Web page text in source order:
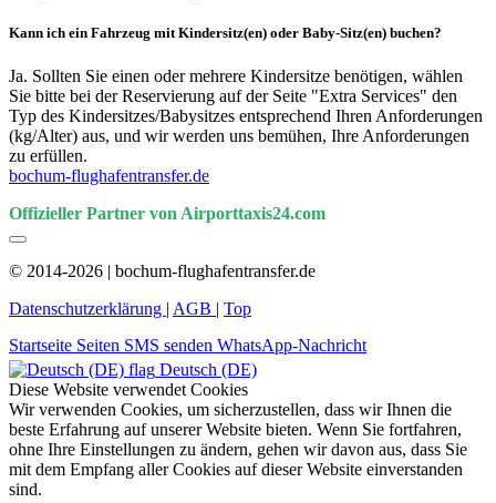
Kann ich ein Fahrzeug mit Kindersitz(en) oder Baby-Sitz(en) buchen?
Ja. Sollten Sie einen oder mehrere Kindersitze benötigen, wählen
Sie bitte bei der Reservierung auf der Seite "Extra Services" den
Typ des Kindersitzes/Babysitzes entsprechend Ihren Anforderungen
(kg/Alter) aus, und wir werden uns bemühen, Ihre Anforderungen
zu erfüllen.
bochum-flughafentransfer.de
Offizieller Partner von Airporttaxis24.com
© 2014-2026 | bochum-flughafentransfer.de
Datenschutzerklärung | AGB | Top
Startseite Seiten SMS senden WhatsApp-Nachricht
Deutsch (DE)
Diese Website verwendet Cookies
Wir verwenden Cookies, um sicherzustellen, dass wir Ihnen die
beste Erfahrung auf unserer Website bieten. Wenn Sie fortfahren,
ohne Ihre Einstellungen zu ändern, gehen wir davon aus, dass Sie
mit dem Empfang aller Cookies auf dieser Website einverstanden
sind.